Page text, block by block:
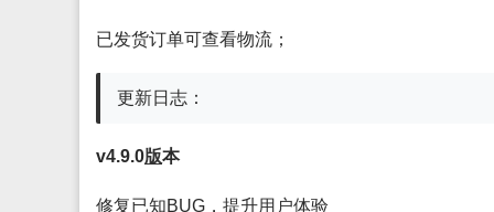
已发货订单可查看物流；
更新日志：
v4.9.0版本
修复已知BUG，提升用户体验